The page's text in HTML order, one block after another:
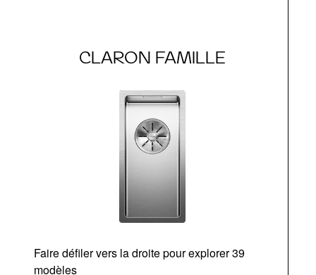
CLARON FAMILLE
Faire défiler vers la droite pour explorer 39
modèles